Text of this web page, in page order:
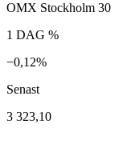
OMX Stockholm 30
1 DAG %
−0,12%
Senast
3 323,10